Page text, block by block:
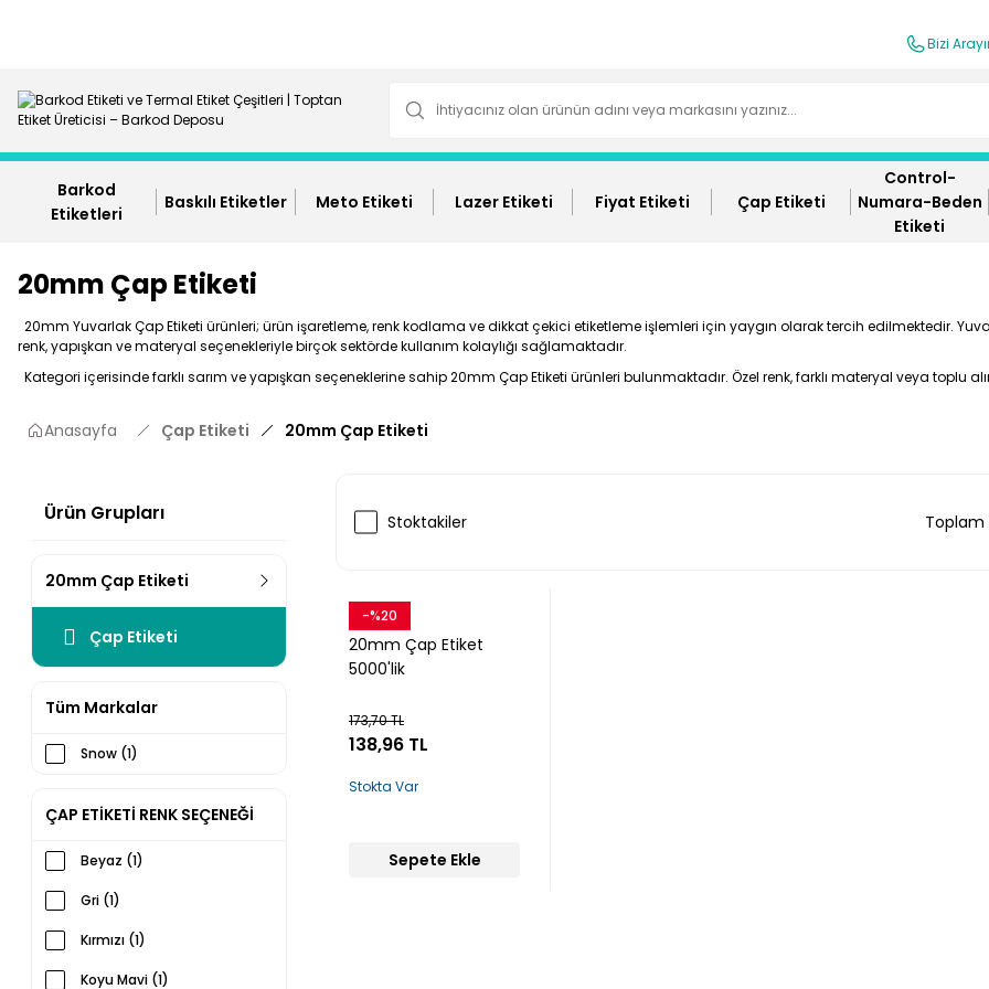
Bizi
Barkod
Etiketleri
Baskılı Etiketler Meto Etiketi Lazer Etiketi Fiyat Etiketi Çap Etiketi
Control-
Numara-Beden
Etiketi
20mm Çap Etiketi
20mm Yuvarlak Çap Etiketi ürünleri; ürün işaretleme, renk kodlama ve dikkat çekici etiketleme işlemleri için yaygın olarak tercih edilmektedir.
renk, yapışkan ve materyal seçenekleriyle birçok sektörde kullanım kolaylığı sağlamaktadır.
Kategori içerisinde farklı sarım ve yapışkan seçeneklerine sahip 20mm Çap Etiketi ürünleri bulunmaktadır. Özel renk, farklı materyal veya toplu
Anasayfa Çap Etiketi 20mm Çap Etiketi
Ürün Grupları
20mm Çap Etiketi
Çap Etiketi
Tüm Markalar
Snow (1)
ÇAP ETİKETİ RENK SEÇENEĞİ
Beyaz (1)
Gri (1)
Kırmızı (1)
Koyu Mavi (1)
Stoktakiler Toplam
-%20
Snow
20mm Çap Etiket
5000'lik
173,70 TL
138,96 TL
Stokta Var
Sepete Ekle